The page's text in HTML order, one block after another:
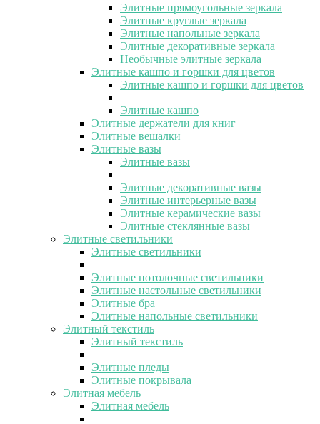
Элитные прямоугольные зеркала
Элитные круглые зеркала
Элитные напольные зеркала
Элитные декоративные зеркала
Необычные элитные зеркала
Элитные кашпо и горшки для цветов
Элитные кашпо и горшки для цветов
Элитные кашпо
Элитные держатели для книг
Элитные вешалки
Элитные вазы
Элитные вазы
Элитные декоративные вазы
Элитные интерьерные вазы
Элитные керамические вазы
Элитные стеклянные вазы
Элитные светильники
Элитные светильники
Элитные потолочные светильники
Элитные настольные светильники
Элитные бра
Элитные напольные светильники
Элитный текстиль
Элитный текстиль
Элитные пледы
Элитные покрывала
Элитная мебель
Элитная мебель